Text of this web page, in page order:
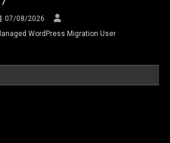
07/08/2026
WordPress Migration User